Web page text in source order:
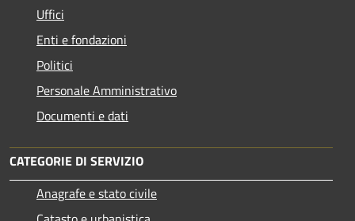
Uffici
Enti e fondazioni
Politici
Personale Amministrativo
Documenti e dati
CATEGORIE DI SERVIZIO
Anagrafe e stato civile